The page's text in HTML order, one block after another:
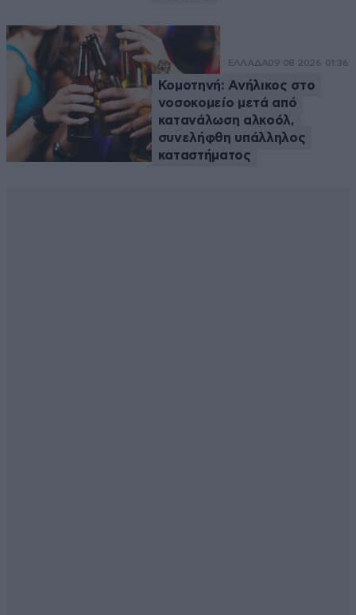
ΕΛΛΑΔΑ09·08·2026 01:36
Κομοτηνή: Ανήλικος στο
νοσοκομείο μετά από
κατανάλωση αλκοόλ,
συνελήφθη υπάλληλος
καταστήματος